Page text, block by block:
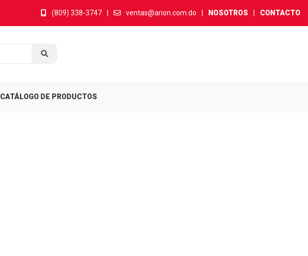
(809) 338-3747 ventas@arion.com.do NOSOTROS CONTACTO
CATÁLOGO DE PRODUCTOS